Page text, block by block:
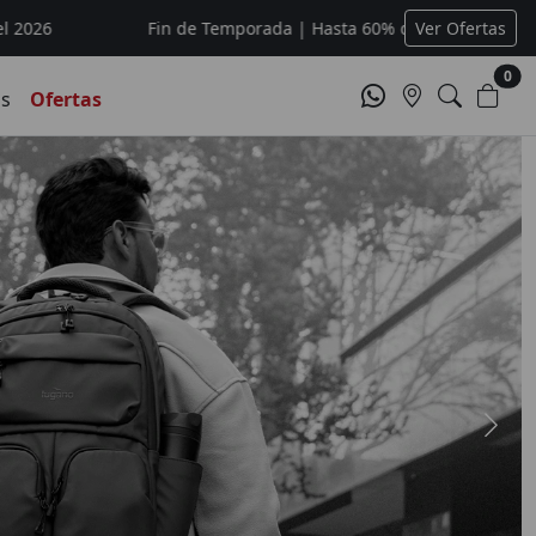
Fin de Temporada | Hasta 60% de descuento o hasta
Ver Ofertas
0
Ofertas
increíbles